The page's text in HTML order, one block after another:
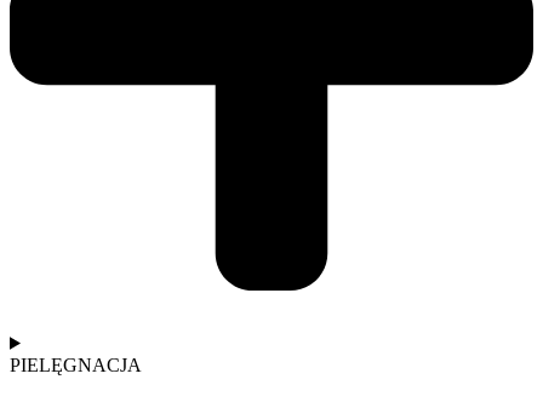
PIELĘGNACJA